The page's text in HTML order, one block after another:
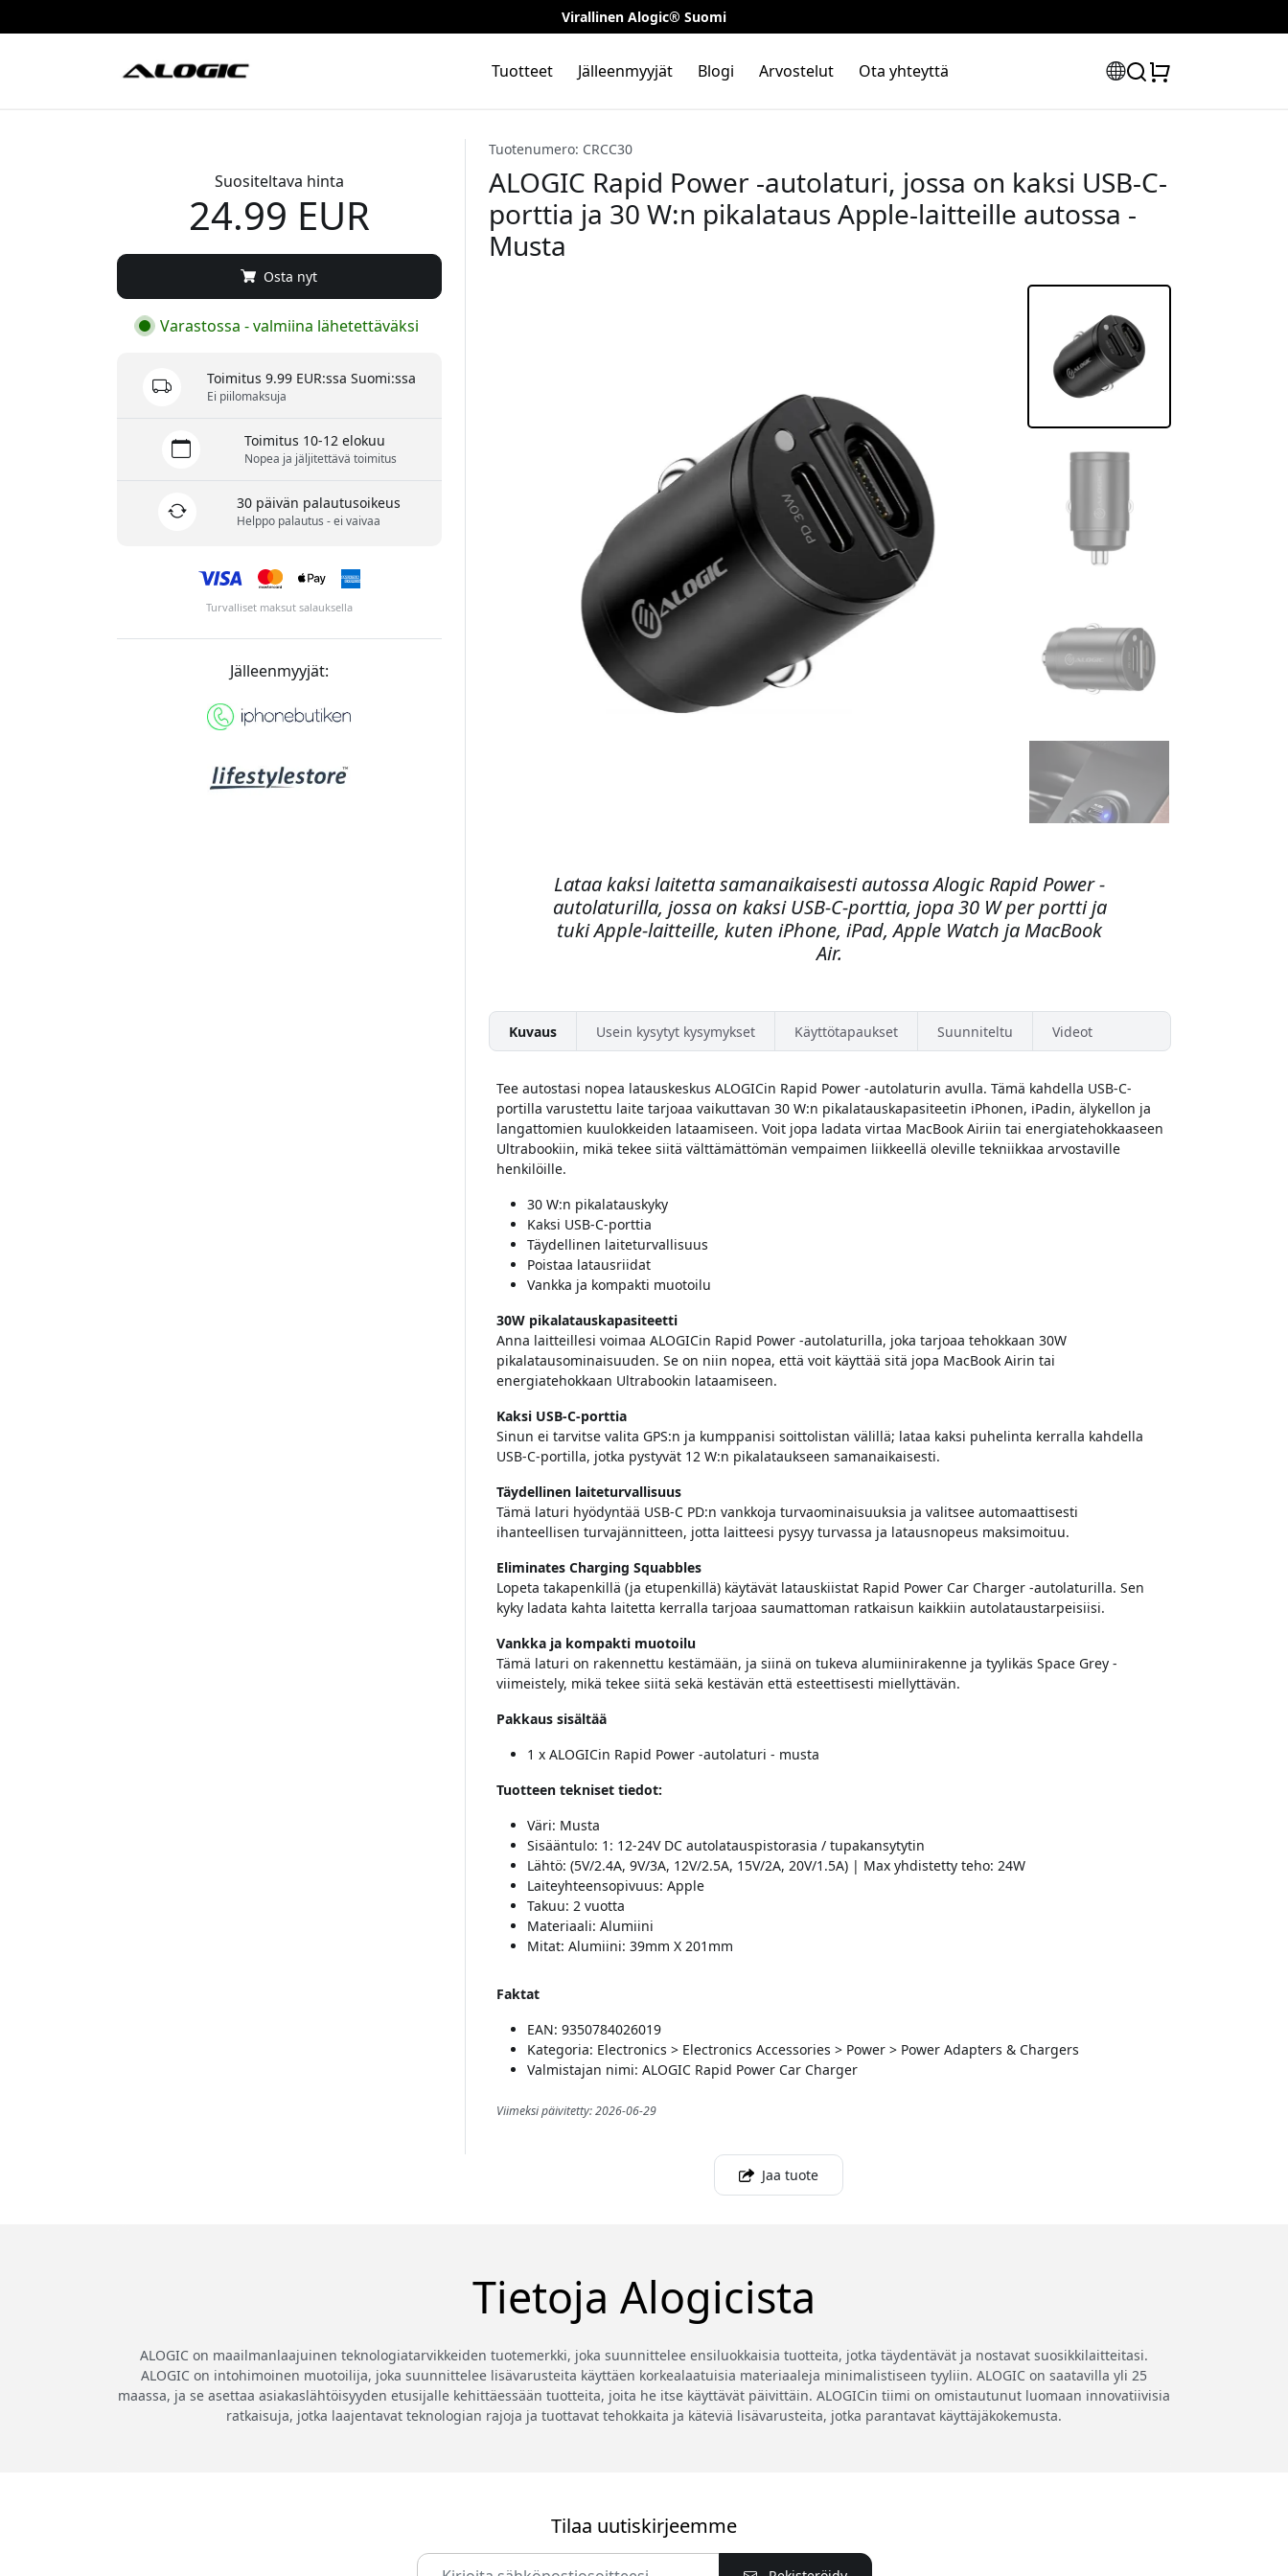
Virallinen Alogic® Suomi
Tuotteet Jälleenmyyjät Blogi Arvostelut Ota yhteyttä
Tuotenumero: CRCC30
ALOGIC Rapid Power -autolaturi, jossa on kaksi USB-C-
porttia ja 30 W:n pikalataus Apple-laitteille autossa -
Musta
Lataa kaksi laitetta samanaikaisesti autossa Alogic Rapid Power -
autolaturilla, jossa on kaksi USB-C-porttia, jopa 30 W per portti ja
tuki Apple-laitteille, kuten iPhone, iPad, Apple Watch ja MacBook
Air.
Kuvaus Usein kysytyt kysymykset Käyttötapaukset Suunniteltu Videot
Tee autostasi nopea latauskeskus ALOGICin Rapid Power -autolaturin avulla. Tämä kahdella USB-C-
portilla varustettu laite tarjoaa vaikuttavan 30 W:n pikalatauskapasiteetin iPhonen, iPadin, älykellon ja
langattomien kuulokkeiden lataamiseen. Voit jopa ladata virtaa MacBook Airiin tai energiatehokkaaseen
Ultrabookiin, mikä tekee siitä välttämättömän vempaimen liikkeellä oleville tekniikkaa arvostaville
henkilöille.
30 W:n pikalatauskyky
Kaksi USB-C-porttia
Täydellinen laiteturvallisuus
Poistaa latausriidat
Vankka ja kompakti muotoilu
30W pikalatauskapasiteetti
Anna laitteillesi voimaa ALOGICin Rapid Power -autolaturilla, joka tarjoaa tehokkaan 30W
pikalatausominaisuuden. Se on niin nopea, että voit käyttää sitä jopa MacBook Airin tai
energiatehokkaan Ultrabookin lataamiseen.
Kaksi USB-C-porttia
Sinun ei tarvitse valita GPS:n ja kumppanisi soittolistan välillä; lataa kaksi puhelinta kerralla kahdella
USB-C-portilla, jotka pystyvät 12 W:n pikalataukseen samanaikaisesti.
Täydellinen laiteturvallisuus
Tämä laturi hyödyntää USB-C PD:n vankkoja turvaominaisuuksia ja valitsee automaattisesti
ihanteellisen turvajännitteen, jotta laitteesi pysyy turvassa ja latausnopeus maksimoituu.
Eliminates Charging Squabbles
Lopeta takapenkillä (ja etupenkillä) käytävät latauskiistat Rapid Power Car Charger -autolaturilla. Sen
kyky ladata kahta laitetta kerralla tarjoaa saumattoman ratkaisun kaikkiin autolataustarpeisiisi.
Vankka ja kompakti muotoilu
Tämä laturi on rakennettu kestämään, ja siinä on tukeva alumiinirakenne ja tyylikäs Space Grey -
viimeistely, mikä tekee siitä sekä kestävän että esteettisesti miellyttävän.
Pakkaus sisältää
1 x ALOGICin Rapid Power -autolaturi - musta
Tuotteen tekniset tiedot:
Väri: Musta
Sisääntulo: 1: 12-24V DC autolatauspistorasia / tupakansytytin
Lähtö: (5V/2.4A, 9V/3A, 12V/2.5A, 15V/2A, 20V/1.5A) | Max yhdistetty teho: 24W
Laiteyhteensopivuus: Apple
Takuu: 2 vuotta
Materiaali: Alumiini
Mitat: Alumiini: 39mm X 201mm
Faktat
EAN: 9350784026019
Kategoria: Electronics > Electronics Accessories > Power > Power Adapters & Chargers
Valmistajan nimi: ALOGIC Rapid Power Car Charger
Viimeksi päivitetty: 2026-06-29
Suositeltava hinta
24.99 EUR
Osta nyt
Varastossa - valmiina lähetettäväksi
Toimitus 9.99 EUR:ssa Suomi:ssa
Ei piilomaksuja
Toimitus 10-12 elokuu
Nopea ja jäljitettävä toimitus
30 päivän palautusoikeus
Helppo palautus - ei vaivaa
Turvalliset maksut salauksella
Jälleenmyyjät:
Jaa tuote
Tietoja Alogicista
ALOGIC on maailmanlaajuinen teknologiatarvikkeiden tuotemerkki, joka suunnittelee ensiluokkaisia tuotteita, jotka täydentävät ja nostavat suosikkilaitteitasi.
ALOGIC on intohimoinen muotoilija, joka suunnittelee lisävarusteita käyttäen korkealaatuisia materiaaleja minimalistiseen tyyliin. ALOGIC on saatavilla yli 25
maassa, ja se asettaa asiakaslähtöisyyden etusijalle kehittäessään tuotteita, joita he itse käyttävät päivittäin. ALOGICin tiimi on omistautunut luomaan innovatiivisia
ratkaisuja, jotka laajentavat teknologian rajoja ja tuottavat tehokkaita ja käteviä lisävarusteita, jotka parantavat käyttäjäkokemusta.
Tilaa uutiskirjeemme